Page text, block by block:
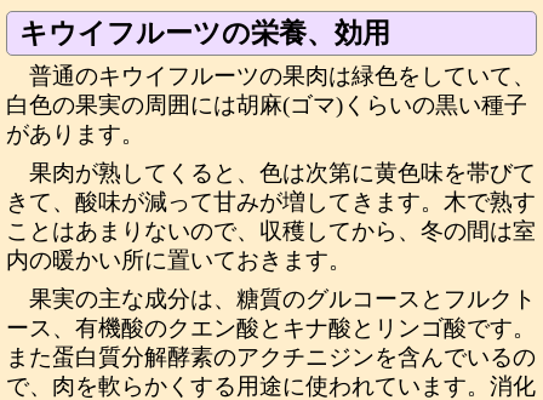
キウイフルーツの栄養、効用
普通のキウイフルーツの果肉は緑色をしていて、
白色の果実の周囲には胡麻(ゴマ)くらいの黒い種子
があります。
果肉が熟してくると、色は次第に黄色味を帯びて
きて、酸味が減って甘みが増してきます。木で熟す
ことはあまりないので、収穫してから、冬の間は室
内の暖かい所に置いておきます。
果実の主な成分は、糖質のグルコースとフルクト
ース、有機酸のクエン酸とキナ酸とリンゴ酸です。
また蛋白質分解酵素のアクチニジンを含んでいるの
で、肉を軟らかくする用途に使われています。消化